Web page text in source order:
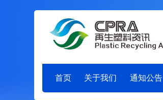
首页 关于我们 通知公告